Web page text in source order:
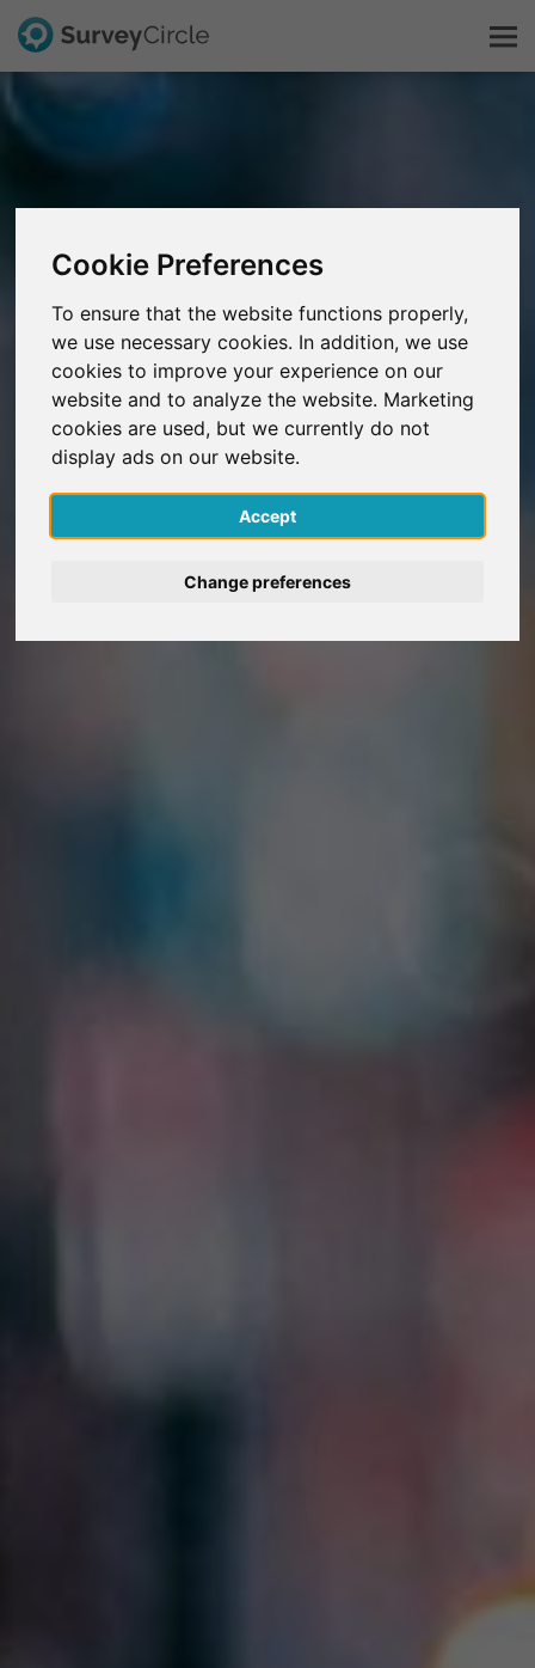
Cookie Preferences
To ensure that the website functions properly,
we use necessary cookies. In addition, we use
cookies to improve your experience on our
website and to analyze the website. Marketing
cookies are used, but we currently do not
display ads on our website.
Accept
Change preferences
Explorar la investigación
FAQ
Regístrate gratis
Iniciar sesión
English
Deutsch
Nederlands